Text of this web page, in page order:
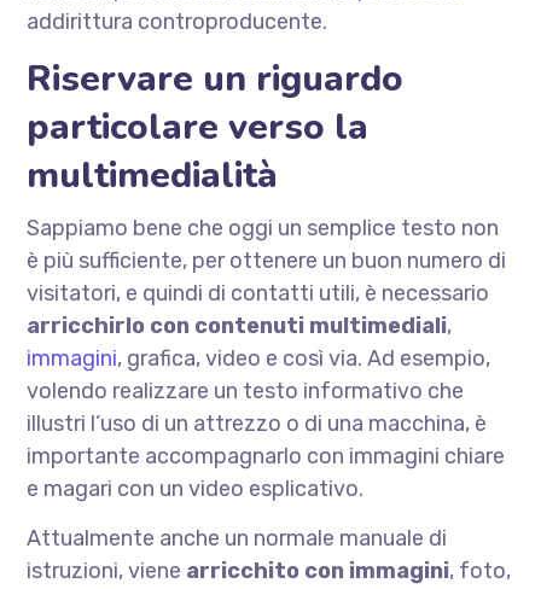
addirittura controproducente.
Riservare un riguardo
particolare verso la
multimedialità
Sappiamo bene che oggi un semplice testo non
è più sufficiente, per ottenere un buon numero di
visitatori, e quindi di contatti utili, è necessario
arricchirlo con contenuti multimediali,
immagini, grafica, video e così via. Ad esempio,
volendo realizzare un testo informativo che
illustri l’uso di un attrezzo o di una macchina, è
importante accompagnarlo con immagini chiare
e magari con un video esplicativo.
Attualmente anche un normale manuale di
istruzioni, viene arricchito con immagini, foto,